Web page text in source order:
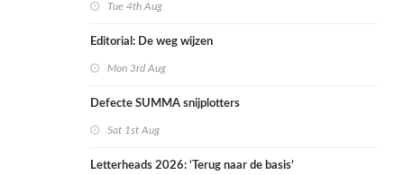
Tue 4th Aug
Editorial: De weg wijzen
Mon 3rd Aug
Defecte SUMMA snijplotters
Sat 1st Aug
Letterheads 2026: ‘Terug naar de basis’